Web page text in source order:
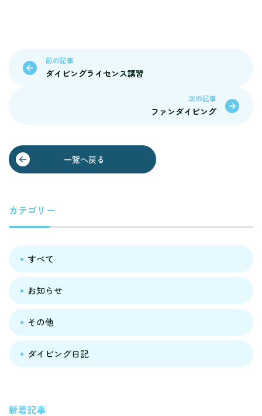
前の記事
ダイビングライセンス講習
次の記事
ファンダイビング
一覧へ戻る
カテゴリー
すべて
お知らせ
その他
ダイビング日記
新着記事